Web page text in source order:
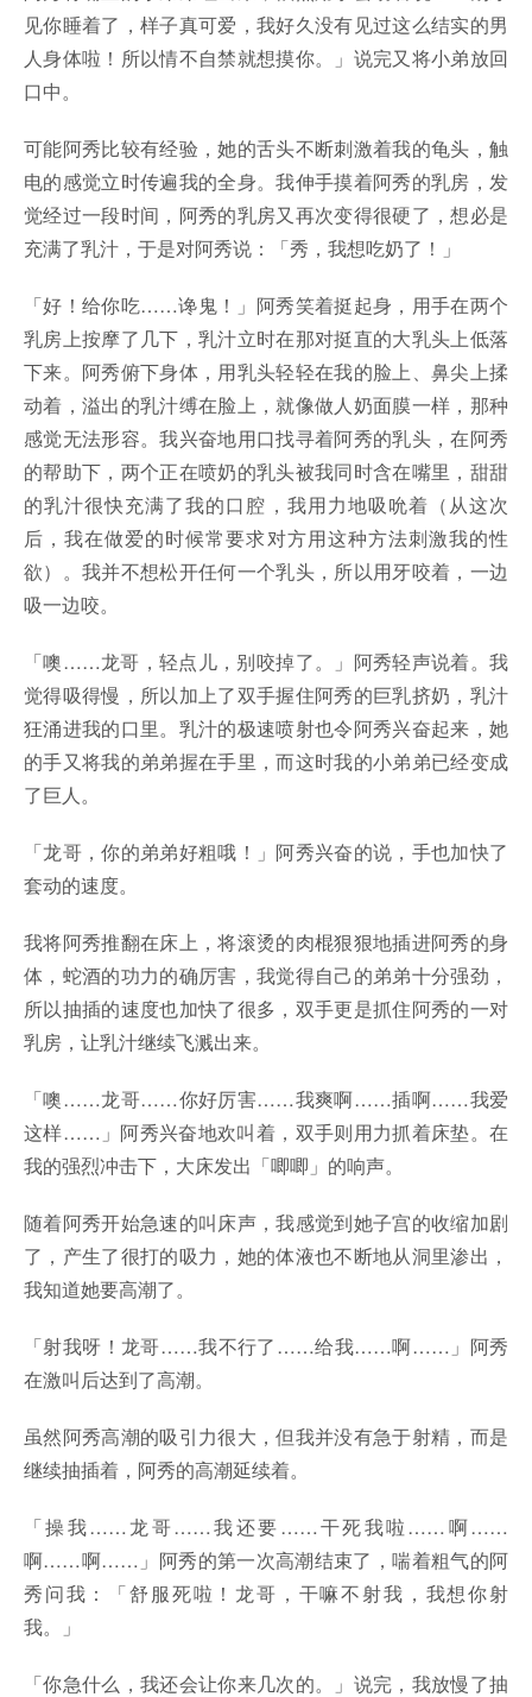
见你睡着了，样子真可爱，我好久没有见过这么结实的男
人身体啦！所以情不自禁就想摸你。」说完又将小弟放回
口中。
可能阿秀比较有经验，她的舌头不断刺激着我的龟头，触
电的感觉立时传遍我的全身。我伸手摸着阿秀的乳房，发
觉经过一段时间，阿秀的乳房又再次变得很硬了，想必是
充满了乳汁，于是对阿秀说：「秀，我想吃奶了！」
「好！给你吃……谗鬼！」阿秀笑着挺起身，用手在两个
乳房上按摩了几下，乳汁立时在那对挺直的大乳头上低落
下来。阿秀俯下身体，用乳头轻轻在我的脸上、鼻尖上揉
动着，溢出的乳汁缚在脸上，就像做人奶面膜一样，那种
感觉无法形容。我兴奋地用口找寻着阿秀的乳头，在阿秀
的帮助下，两个正在喷奶的乳头被我同时含在嘴里，甜甜
的乳汁很快充满了我的口腔，我用力地吸吮着（从这次
后，我在做爱的时候常要求对方用这种方法刺激我的性
欲）。我并不想松开任何一个乳头，所以用牙咬着，一边
吸一边咬。
「噢……龙哥，轻点儿，别咬掉了。」阿秀轻声说着。我
觉得吸得慢，所以加上了双手握住阿秀的巨乳挤奶，乳汁
狂涌进我的口里。乳汁的极速喷射也令阿秀兴奋起来，她
的手又将我的弟弟握在手里，而这时我的小弟弟已经变成
了巨人。
「龙哥，你的弟弟好粗哦！」阿秀兴奋的说，手也加快了
套动的速度。
我将阿秀推翻在床上，将滚烫的肉棍狠狠地插进阿秀的身
体，蛇酒的功力的确厉害，我觉得自己的弟弟十分强劲，
所以抽插的速度也加快了很多，双手更是抓住阿秀的一对
乳房，让乳汁继续飞溅出来。
「噢……龙哥……你好厉害……我爽啊……插啊……我爱
这样……」阿秀兴奋地欢叫着，双手则用力抓着床垫。在
我的强烈冲击下，大床发出「唧唧」的响声。
随着阿秀开始急速的叫床声，我感觉到她子宫的收缩加剧
了，产生了很打的吸力，她的体液也不断地从洞里渗出，
我知道她要高潮了。
「射我呀！龙哥……我不行了……给我……啊……」阿秀
在激叫后达到了高潮。
虽然阿秀高潮的吸引力很大，但我并没有急于射精，而是
继续抽插着，阿秀的高潮延续着。
「操我……龙哥……我还要……干死我啦……啊……
啊……啊……」阿秀的第一次高潮结束了，喘着粗气的阿
秀问我：「舒服死啦！龙哥，干嘛不射我，我想你射
我。」
「你急什么，我还会让你来几次的。」说完，我放慢了抽